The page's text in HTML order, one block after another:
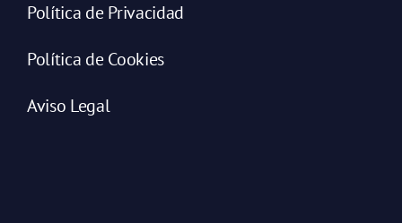
Política de Privacidad
Política de Cookies
Aviso Legal